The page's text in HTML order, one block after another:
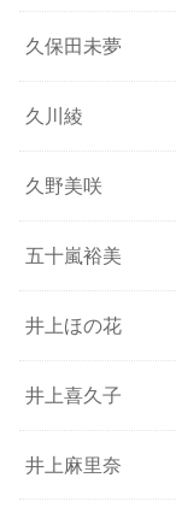
久保田未夢
久川綾
久野美咲
五十嵐裕美
井上ほの花
井上喜久子
井上麻里奈